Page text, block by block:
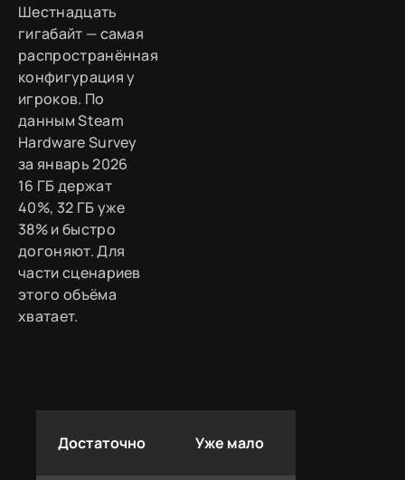
Шестнадцать
гигабайт — самая
распространённая
конфигурация у
игроков. По
данным Steam
Hardware Survey
за январь 2026
16 ГБ держат
40%, 32 ГБ уже
38% и быстро
догоняют. Для
части сценариев
этого объёма
хватает.
Достаточно Уже мало